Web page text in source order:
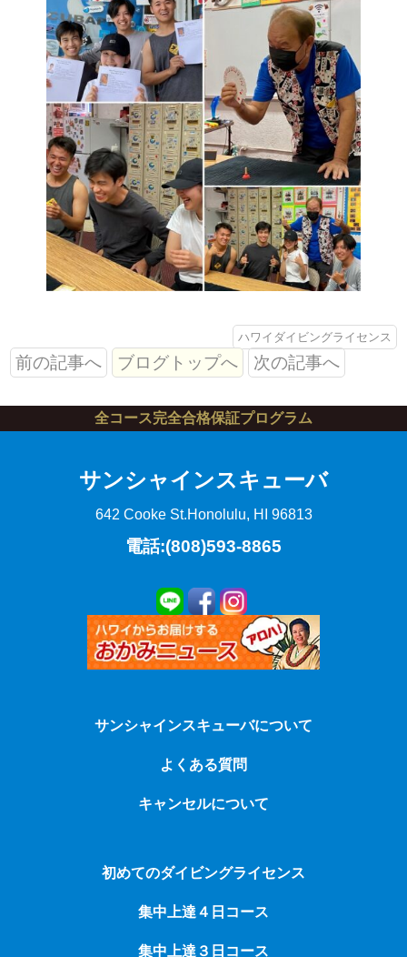
ハワイダイビングライセンス
前の記事へ ブログトップへ 次の記事へ
全コース完全合格保証プログラム
サンシャインスキューバ
642 Cooke St.Honolulu, HI 96813
電話:(808)593-8865
サンシャインスキューバについて
よくある質問
キャンセルについて
初めてのダイビングライセンス
集中上達４日コース
集中上達３日コース